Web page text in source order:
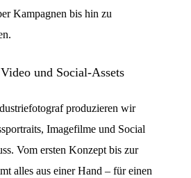
Kampagnen bis hin zu
und Social-Assets
produzieren wir
Imagefilme und Social
Vom ersten Konzept bis zur
alles aus einer Hand – für einen